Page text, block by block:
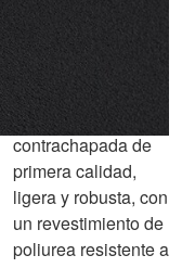
Recinto
especialmente
diseñado está
fabricada en
madera
contrachapada de
primera calidad,
ligera y robusta, con
un revestimiento de
poliurea resistente a